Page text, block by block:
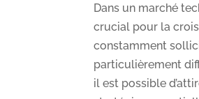
Dans un marché
crucial pour la
constamment
particulièrement
il est possible